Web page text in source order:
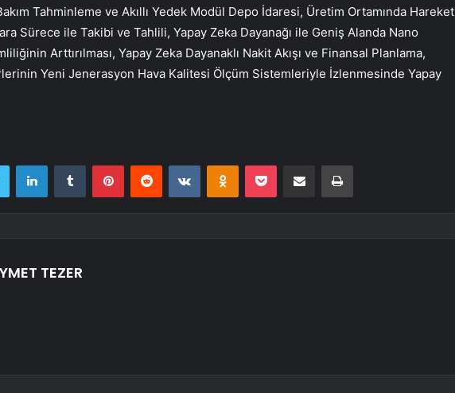
Tahminleme ve Akıllı Yedek Modül Depo İdaresi, Üretim Ortamında Hareket
Sürece ile Takibi ve Tahlili, Yapay Zeka Dayanağı ile Geniş Alanda Nano
Arttırılması, Yapay Zeka Dayanaklı Nakit Akışı ve Finansal Planlama,
Yeni Jenerasyon Hava Kalitesi Ölçüm Sistemleriyle İzlenmesinde Yapay
Twitter LinkedInTumblr PinterestReddit VKontakteOdnoklassniki
Pocket E-Posta ile paylaş Yazdır
TEZER